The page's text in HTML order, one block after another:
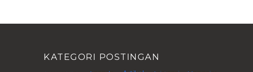
KATEGORI POSTINGAN